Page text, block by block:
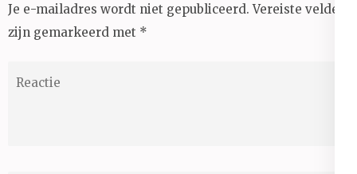
Je e-mailadres wordt niet gepubliceerd. Vereiste velden
zijn gemarkeerd met *